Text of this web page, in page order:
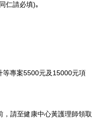
仁請必填)｡
等專案5500元及15000元項
，請至健康中心黃護理師領取